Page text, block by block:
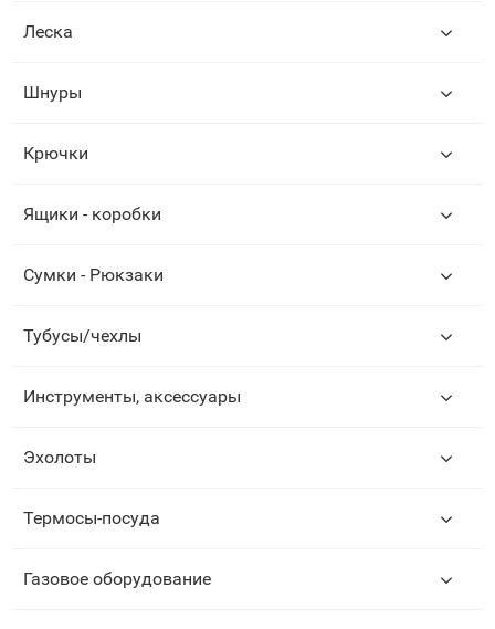
Леска
Шнуры
Крючки
Ящики - коробки
Сумки - Рюкзаки
Тубусы/чехлы
Инструменты, аксессуары
Эхолоты
Термосы-посуда
Газовое оборудование